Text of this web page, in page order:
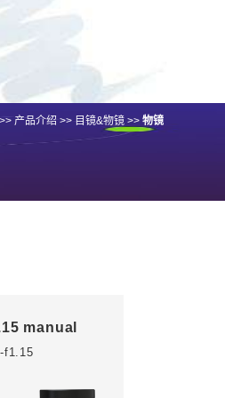
>>产品介绍 >> 目镜&物镜 >>物镜
manual
f1.15